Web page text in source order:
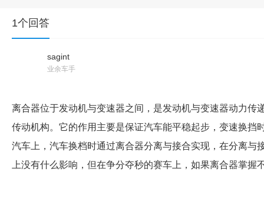
1个回答
sagint
业余车手
离合器位于发动机与变速器之间，是发动机与变速器动力传
传动机构。它的作用主要是保证汽车能平稳起步，变速换挡
汽车上，汽车换档时通过离合器分离与接合实现，在分离与
上没有什么影响，但在争分夺秒的赛车上，如果离合器掌